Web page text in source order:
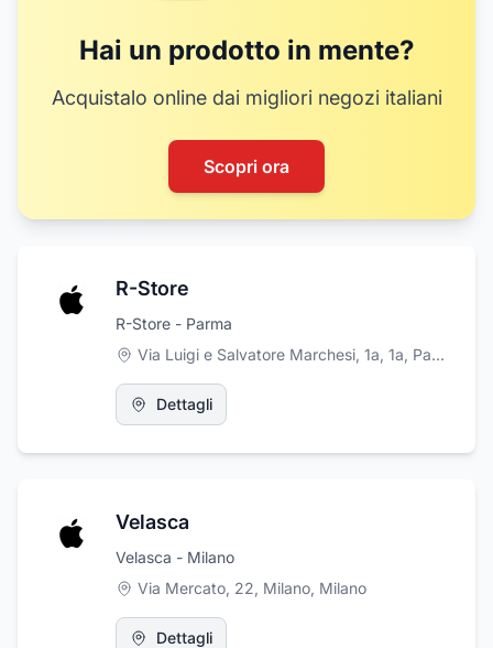
Hai un prodotto in mente?
Acquistalo online dai migliori negozi italiani
Scopri ora
R-Store
R-Store - Parma
Via Luigi e Salvatore Marchesi, 1a, 1a, Parma
Dettagli
Velasca
Velasca - Milano
Via Mercato, 22, Milano, Milano
Dettagli